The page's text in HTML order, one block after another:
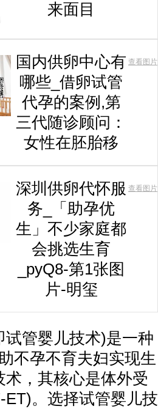
来面目
国内供卵中心有
哪些_借卵试管
代孕的案例,第
三代随诊顾问：
女性在胚胎移
查看图片
深圳供卵代怀服
务_「助孕优
生」不少家庭都
会挑选生育
_pyQ8-第1张图
片-明玺
查看图片
试管婴儿技术)是一种
不孕不育夫妇实现生
，其核心是体外受
ET)。选择试管婴儿技